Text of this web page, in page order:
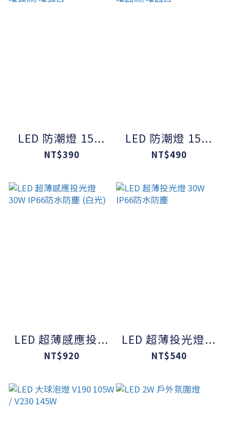
LED 防潮燈 15...
NT$390
LED 防潮燈 15...
NT$490
LED 超薄感應投...
NT$920
LED 超薄投光燈...
NT$540